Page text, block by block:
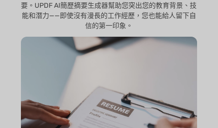
要。UPDF AI簡歷摘要生成器幫助您突出您的教育背景、技
能和潛力——即使沒有漫長的工作經歷，您也能給人留下自
信的第一印象。